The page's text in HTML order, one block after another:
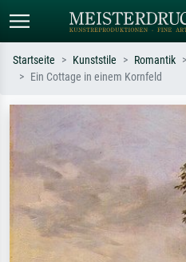
Sternennacht, Impressionismus, Welle
Hokusai, Akt.
Startseite Kunststile Romantik
Ein Cottage in einem Kornfeld